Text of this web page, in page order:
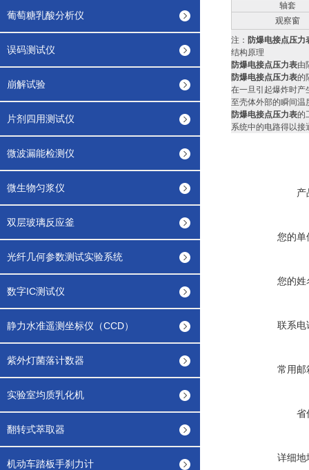
葡萄糖乳酸分析仪
误码测试仪
崩解试验
片剂四用测试仪
微波漏能检测仪
微生物匀浆仪
双层玻璃反应釜
光纤几何参数测试实验系统
数字IC测试仪
静力水准遥测坐标仪（CCD）
紫外灯菌落计数器
实验室均质乳化机
翻转式萃取器
机动车踏板手刹力计
轴套
观察窗
注： 防爆电接点压力
结构原理
防爆电接点压力表由
防爆电接点压力表的
在一旦引起爆炸时产
至壳体外部的瞬间温
防爆电接点压力表的
系统中的电路得以
产
您的单
您的姓
联系电
常用邮
省
详细地